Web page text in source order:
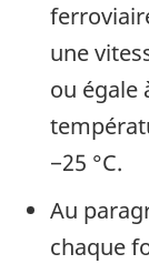
une
ou égale
−25 °C.
Au
chaque